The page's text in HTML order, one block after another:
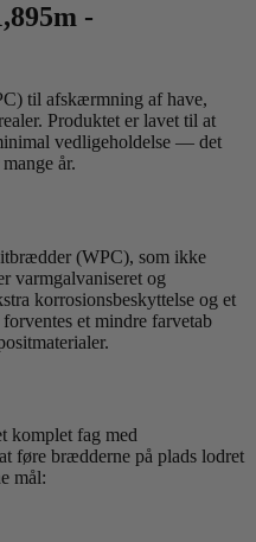
-
til afskærmning af have,
Produktet er lavet til at
vedligeholdelse — det
år.
(WPC), som ikke
varmgalvaniseret og
korrosionsbeskyttelse og et
et mindre farvetab
komplet fag med
føre brædderne på plads lodret
mål: